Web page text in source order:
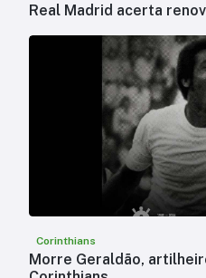
Real Madrid acerta
Corinthians
Morre Geraldão,